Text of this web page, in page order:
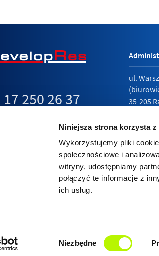
Niniejsza strona korzysta
Wykorzystujemy pliki
społecznościowe i
witryny, udostępniamy
połączyć te informacje z
ich usług.
Niezbędne
17 250 26 37
ul.
35-205
17
Relacje
AKCEPTUJE więcej informacji